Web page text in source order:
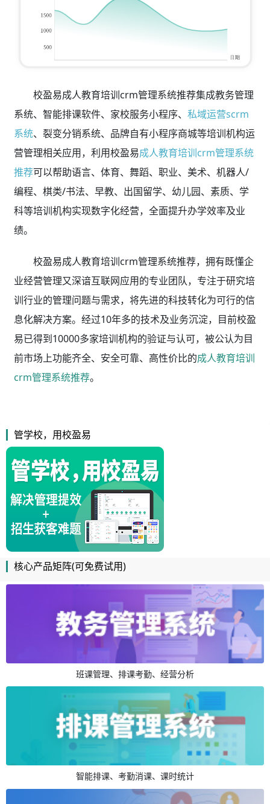
校盈易成人教育培训crm管理系统推荐集成教务管理
系统、智能排课软件、家校服务小程序、 私域运营scrm
系统、裂变分销系统、品牌自有小程序商城等培训机构运
营管理相关应用，利用校盈易成人教育培训crm管理系统
推荐可以帮助语言、体育、舞蹈、职业、美术、机器人/
编程、棋类/书法、早教、出国留学、幼儿园、素质、学
科等培训机构实现数字化经营，全面提升办学效率及业
绩。
校盈易成人教育培训crm管理系统推荐，拥有既懂企
业经营管理又深谙互联网应用的专业团队，专注于研究培
训行业的管理问题与需求，将先进的科技转化为可行的信
息化解决方案。经过10年多的技术及业务沉淀，目前校盈
易已得到10000多家培训机构的验证与认可，被公认为目
前市场上功能齐全、安全可靠、高性价比的成人教育培训
crm管理系统推荐。
管学校，用校盈易
核心产品矩阵(可免费试用)
班课管理、排课考勤、经营分析
智能排课、考勤消课、课时统计